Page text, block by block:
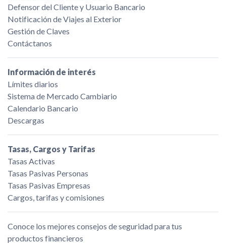
Defensor del Cliente y Usuario Bancario
Notificación de Viajes al Exterior
Gestión de Claves
Contáctanos
Información de interés
Límites diarios
Sistema de Mercado Cambiario
Calendario Bancario
Descargas
Tasas, Cargos y Tarifas
Tasas Activas
Tasas Pasivas Personas
Tasas Pasivas Empresas
Cargos, tarifas y comisiones
Conoce los mejores consejos de seguridad para tus
productos financieros